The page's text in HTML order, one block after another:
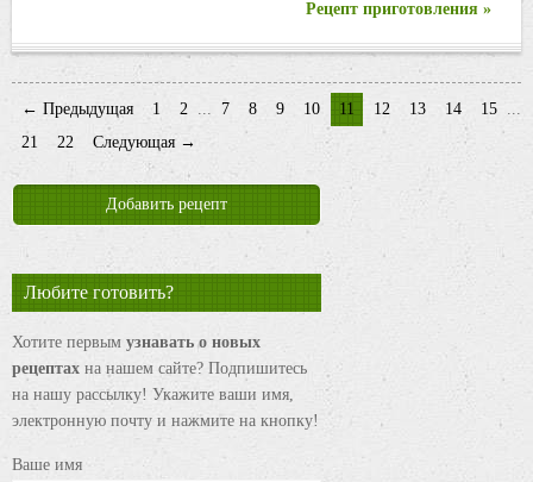
Рецепт приготовления »
← Предыдущая 1 2 ... 7 8 9 10 11 12 13 14 15 ...
21
22 Следующая →
Добавить рецепт
Любите готовить?
Хотите первым узнавать о новых
рецептах на нашем сайте? Подпишитесь
на нашу рассылку! Укажите ваши имя,
электронную почту и нажмите на кнопку!
Ваше имя